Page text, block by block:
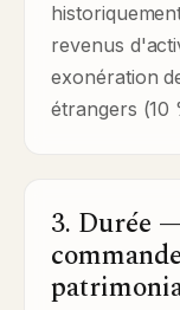
revenus
exonération
étrangers (10
3. Durée